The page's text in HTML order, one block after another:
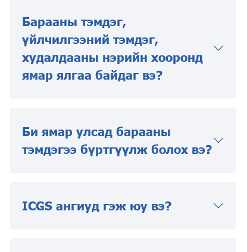
Барааны тэмдэг,
үйлчилгээний тэмдэг,
худалдааны нэрийн хооронд
ямар ялгаа байдаг вэ?
Би ямар улсад барааны
тэмдэгээ бүртгүүлж болох вэ?
ICGS ангиуд гэж юу вэ?